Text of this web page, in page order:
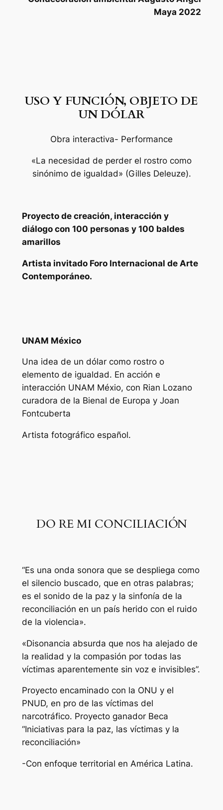
Maya 2022
USO Y FUNCIÓN, OBJETO DE
UN DÓLAR
Obra interactiva- Performance
«La necesidad de perder el rostro como
sinónimo de igualdad» (Gilles Deleuze).
Proyecto de creación, interacción y
diálogo con 100 personas y 100 baldes
amarillos
Artista invitado Foro Internacional de Arte
Contemporáneo.
UNAM México
Una idea de un dólar como rostro o
elemento de igualdad. En acción e
interacción UNAM Méxio, con Rian Lozano
curadora de la Bienal de Europa y Joan
Fontcuberta
Artista fotográfico español.
DO RE MI CONCILIACIÓN
“Es una onda sonora que se despliega como
el silencio buscado, que en otras palabras;
es el sonido de la paz y la sinfonía de la
reconciliación en un país herido con el ruido
de la violencia».
«Disonancia absurda que nos ha alejado de
la realidad y la compasión por todas las
víctimas aparentemente sin voz e invisibles”.
Proyecto encaminado con la ONU y el
PNUD, en pro de las víctimas del
narcotráfico. Proyecto ganador Beca
“Iniciativas para la paz, las víctimas y la
reconciliación»
-Con enfoque territorial en América Latina.